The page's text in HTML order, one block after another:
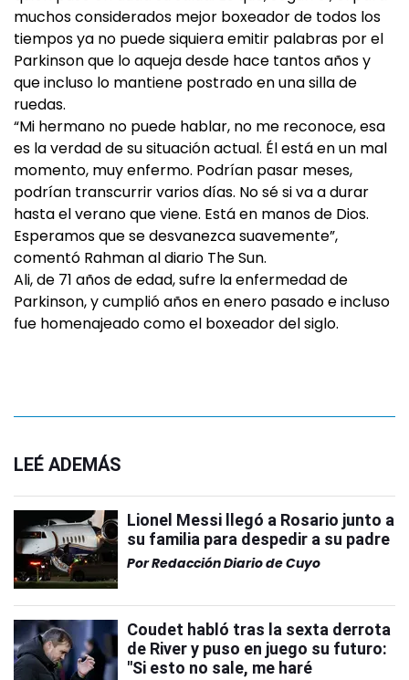
muchos considerados mejor boxeador de todos los
tiempos ya no puede siquiera emitir palabras por el
Parkinson que lo aqueja desde hace tantos años y
que incluso lo mantiene postrado en una silla de
ruedas.
“Mi hermano no puede hablar, no me reconoce, esa
es la verdad de su situación actual. Él está en un mal
momento, muy enfermo. Podrían pasar meses,
podrían transcurrir varios días. No sé si va a durar
hasta el verano que viene. Está en manos de Dios.
Esperamos que se desvanezca suavemente”,
comentó Rahman al diario The Sun.
Ali, de 71 años de edad, sufre la enfermedad de
Parkinson, y cumplió años en enero pasado e incluso
fue homenajeado como el boxeador del siglo.
LEÉ ADEMÁS
Lionel Messi llegó a Rosario junto a
su familia para despedir a su padre
PorRedacción Diario de Cuyo
Coudet habló tras la sexta derrota
de River y puso en juego su futuro:
"Si esto no sale, me haré